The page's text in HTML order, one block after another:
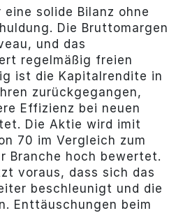
solide Bilanz ohne
Die Bruttomargen
und das
regelmäßig freien
ist die Kapitalrendite in
zurückgegangen,
Effizienz bei neuen
Die Aktie wird imit
70 im Vergleich zum
Branche hoch bewertet.
voraus, dass sich das
beschleunigt und die
Enttäuschungen beim